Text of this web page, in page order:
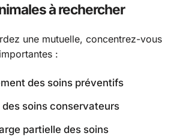
à rechercher
une mutuelle, concentrez-vous
:
des soins préventifs
soins conservateurs
partielle des soins